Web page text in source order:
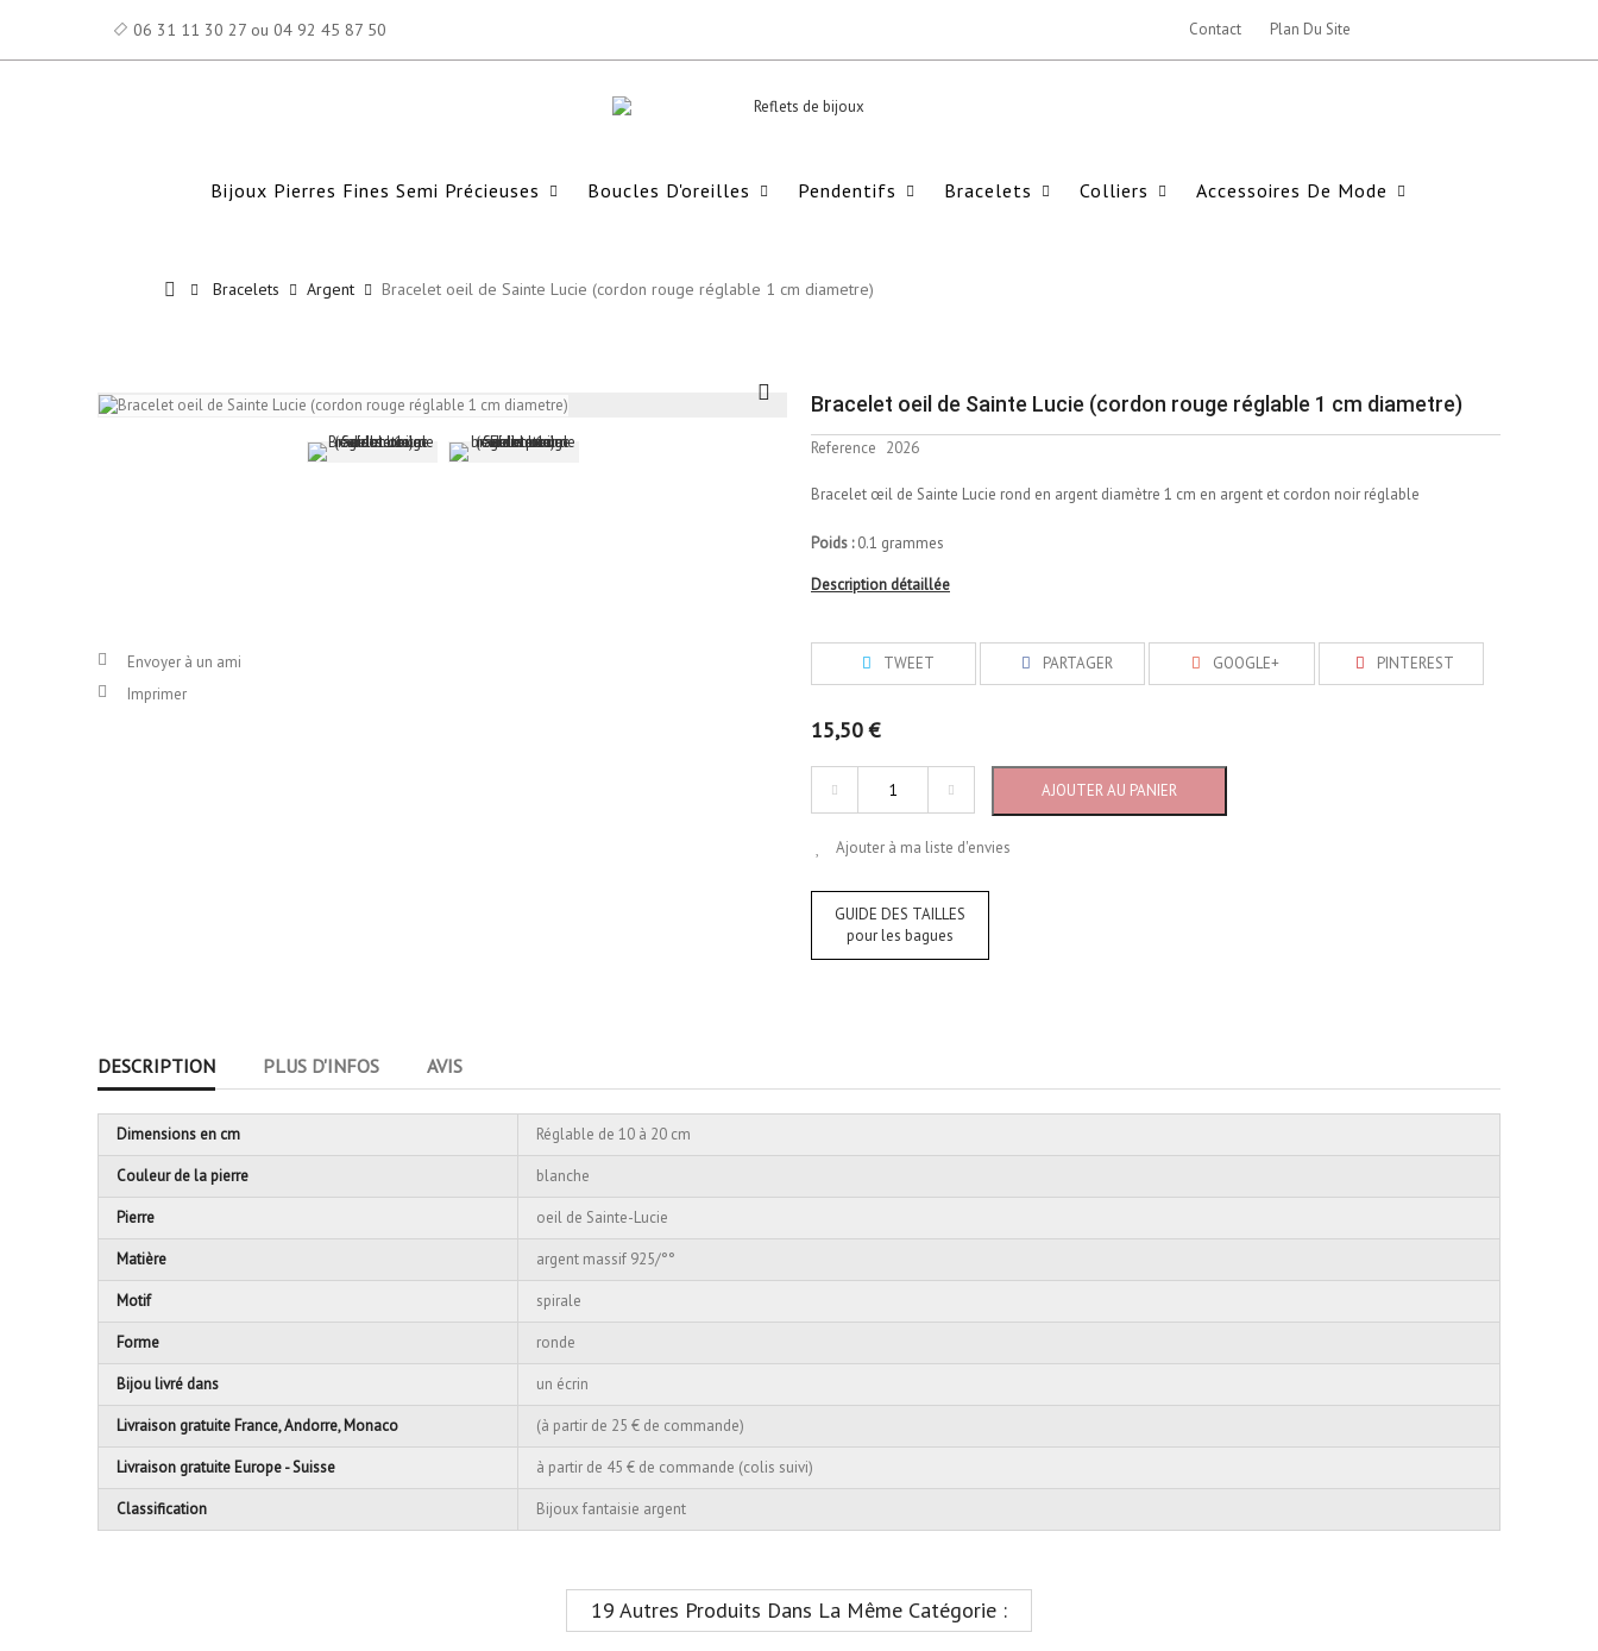
06 31 11 30 27 ou 04 92 45 87 50 Contact Plan Du Site
Bijoux Pierres Fines Semi Précieuses Boucles D'oreilles Pendentifs Bracelets Colliers Accessoires De Mode
Bracelets Argent Bracelet oeil de Sainte Lucie (cordon rouge réglable 1 cm diametre)
Envoyer à un ami
Imprimer
Bracelet oeil de Sainte Lucie (cordon rouge réglable 1 cm diametre)
Reference 2026
Bracelet œil de Sainte Lucie rond en argent diamètre 1 cm en argent et cordon noir réglable
Poids :0.1 grammes
Description détaillée
TWEET PARTAGER GOOGLE+ PINTEREST
15,50 €
AJOUTER AU PANIER
Ajouter à ma liste d'envies
GUIDE DES TAILLES
pour les bagues
DESCRIPTION PLUS D'INFOS AVIS
Dimensions en cm Réglable de 10 à 20 cm
Couleur de la pierre blanche
Pierre oeil de Sainte-Lucie
Matière argent massif 925/°°
Motif spirale
Forme ronde
Bijou livré dans un écrin
Livraison gratuite France, Andorre, Monaco (à partir de 25 € de commande)
Livraison gratuite Europe - Suisse à partir de 45 € de commande (colis suivi)
Classification Bijoux fantaisie argent
19 Autres Produits Dans La Même Catégorie :